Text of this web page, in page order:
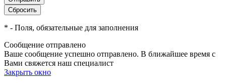
* - Поля, обязательные для заполнения
Сообщение отправлено
Ваше сообщение успешно отправлено. В ближайшее время с
Вами свяжется наш специалист
Закрыть окно